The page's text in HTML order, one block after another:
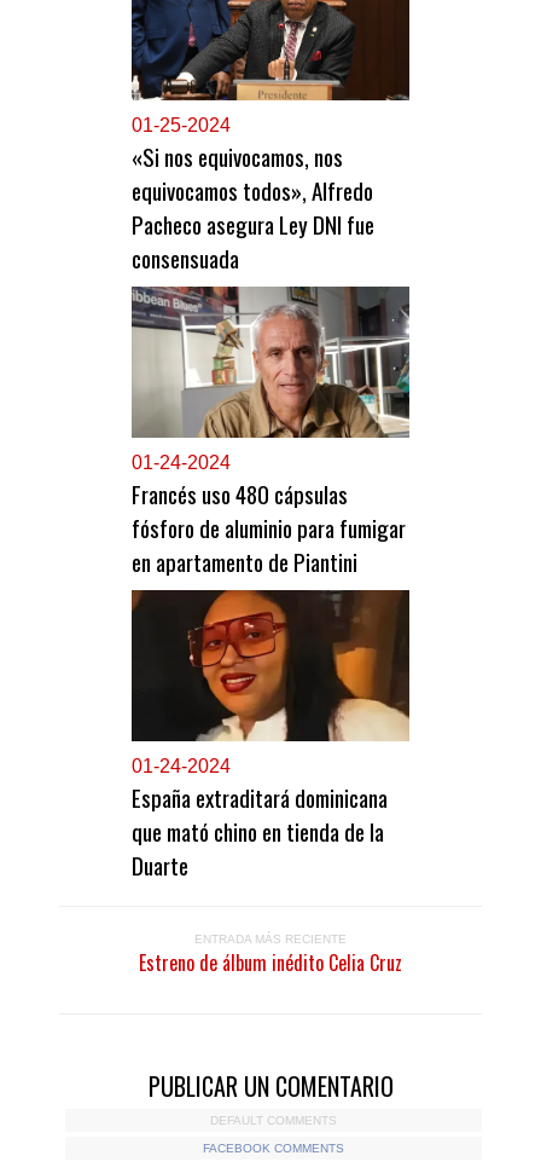
01-25-2024
«Si nos equivocamos, nos
equivocamos todos», Alfredo
Pacheco asegura Ley DNI fue
consensuada
01-24-2024
Francés uso 480 cápsulas
fósforo de aluminio para fumigar
en apartamento de Piantini
01-24-2024
España extraditará dominicana
que mató chino en tienda de la
Duarte
ENTRADA MÁS RECIENTE
Estreno de álbum inédito Celia Cruz
PUBLICAR UN COMENTARIO
DEFAULT COMMENTS
FACEBOOK COMMENTS